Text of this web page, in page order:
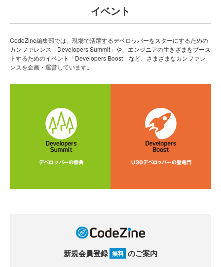
イベント
CodeZine編集部では、現場で活躍するデベロッパーをスターにするための
カンファレンス「Developers Summit」や、エンジニアの生きざまをブース
トするためのイベント「Developers Boost」など、さまざまなカンファレ
ンスを企画・運営しています。
新規会員登録 無料 のご案内